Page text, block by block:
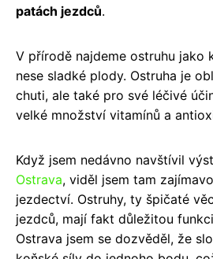
patách jezdců.
V přírodě najdeme ostruhu jako
nese sladké plody. Ostruha je
chuti, ale také pro své léčivé
velké množství vitamínů a
Když jsem nedávno navštívil
Ostrava, viděl jsem tam
jezdectví. Ostruhy, ty špičaté
jezdců, mají fakt důležitou
Ostrava jsem se dozvěděl, že